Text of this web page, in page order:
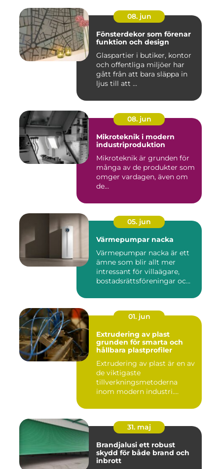
08. jun
Fönsterdekor som förenar
funktion och design
Glaspartier i butiker, kontor
och offentliga miljöer har
gått från att bara släppa in
ljus till att ...
08. jun
Mikroteknik i modern
industriproduktion
Mikroteknik är grunden för
många av de produkter som
omger vardagen, även om
de...
05. jun
Värmepumpar nacka
Värmepumpar nacka är ett
ämne som blir allt mer
intressant för villaägare,
bostadsrättsföreningar oc...
01. jun
Extrudering av plast
grunden för smarta och
hållbara plastprofiler
Extrudering av plast är en av
de viktigaste
tillverkningsmetoderna
inom modern industri.
31. maj
Brandjalusi ett robust
skydd för både brand och
inbrott